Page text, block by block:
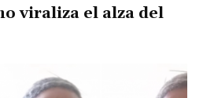
viraliza el alza del